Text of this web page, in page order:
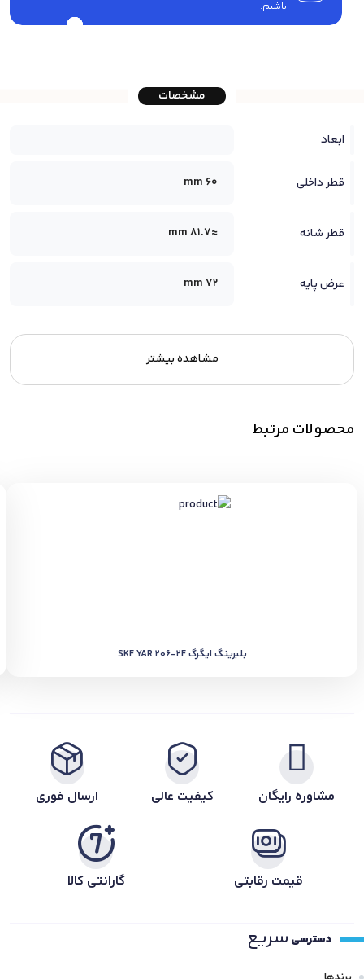
باشیم.
مشخصات
ابعاد
قطر داخلی 60 mm
قطر شانه ≈81.7 mm
عرض پایه 72 mm
مشاهده بیشتر
محصولات مرتبط
بلبرینگ ایگرگ SKF YAR 206-2F
مشاوره رایگان کیفیت عالی ارسال فوری
قیمت رقابتی گارانتی کالا
دسترسی سریع